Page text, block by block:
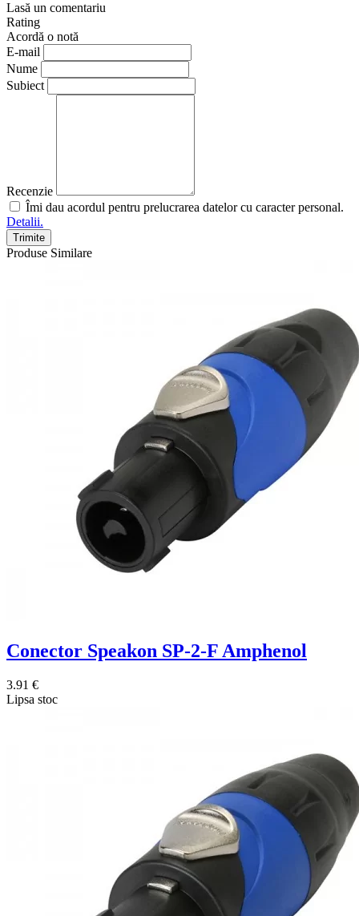
Lasă un comentariu
Rating
Acordă o notă
E-mail
Nume
Subiect
Recenzie
Îmi dau acordul pentru prelucrarea datelor cu caracter personal.
Detalii.
Trimite
Produse Similare
Conector Speakon SP-2-F Amphenol
3.91 €
Lipsa stoc